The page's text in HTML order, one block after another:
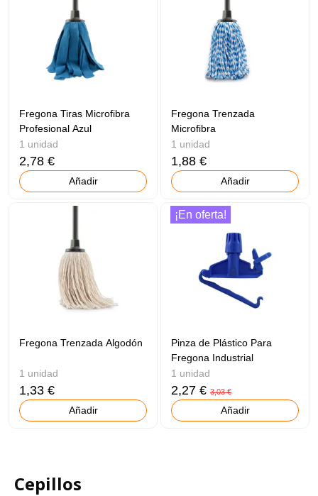
Fregona Tiras Microfibra
Profesional Azul
1 unidad
2,78 €
Añadir
Fregona Trenzada
Microfibra
1 unidad
1,88 €
Añadir
Fregona Trenzada Algodón
1 unidad
1,33 €
Añadir
¡En oferta!
Pinza de Plástico Para
Fregona Industrial
1 unidad
2,27 €3,03 €
Añadir
Cepillos